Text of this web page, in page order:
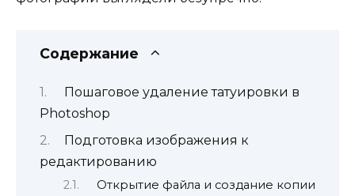
Содержание
Пошаговое удаление татуировки в
Photoshop
Подготовка изображения к
редактированию
Открытие файла и создание копии